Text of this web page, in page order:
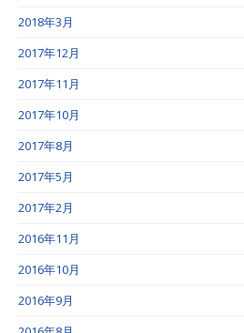
2018年3月
2017年12月
2017年11月
2017年10月
2017年8月
2017年5月
2017年2月
2016年11月
2016年10月
2016年9月